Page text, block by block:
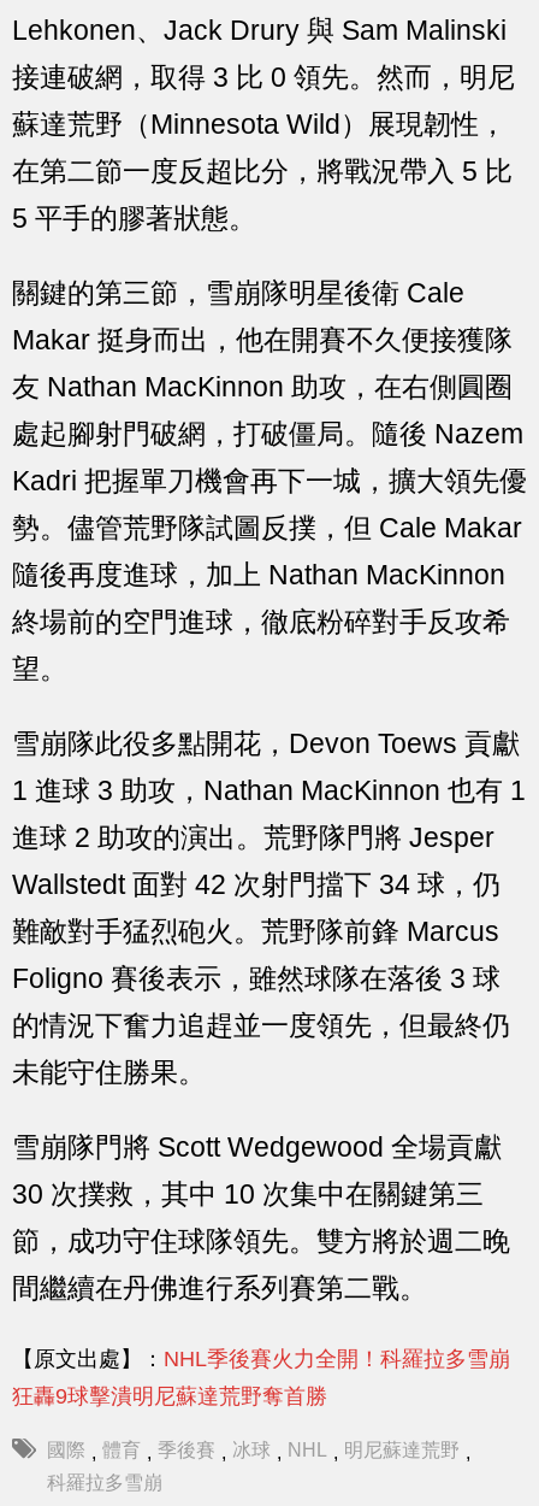
Lehkonen、Jack Drury 與 Sam Malinski
接連破網，取得 3 比 0 領先。然而，明尼
蘇達荒野（Minnesota Wild）展現韌性，
在第二節一度反超比分，將戰況帶入 5 比
5 平手的膠著狀態。
關鍵的第三節，雪崩隊明星後衛 Cale
Makar 挺身而出，他在開賽不久便接獲隊
友 Nathan MacKinnon 助攻，在右側圓圈
處起腳射門破網，打破僵局。隨後 Nazem
Kadri 把握單刀機會再下一城，擴大領先優
勢。儘管荒野隊試圖反撲，但 Cale Makar
隨後再度進球，加上 Nathan MacKinnon
終場前的空門進球，徹底粉碎對手反攻希
望。
雪崩隊此役多點開花，Devon Toews 貢獻
1 進球 3 助攻，Nathan MacKinnon 也有 1
進球 2 助攻的演出。荒野隊門將 Jesper
Wallstedt 面對 42 次射門擋下 34 球，仍
難敵對手猛烈砲火。荒野隊前鋒 Marcus
Foligno 賽後表示，雖然球隊在落後 3 球
的情況下奮力追趕並一度領先，但最終仍
未能守住勝果。
雪崩隊門將 Scott Wedgewood 全場貢獻
30 次撲救，其中 10 次集中在關鍵第三
節，成功守住球隊領先。雙方將於週二晚
間繼續在丹佛進行系列賽第二戰。
【原文出處】： NHL季後賽火力全開！科羅拉多雪崩
狂轟9球擊潰明尼蘇達荒野奪首勝
國際 , 體育 , 季後賽 , 冰球 , NHL , 明尼蘇達荒野 ,
科羅拉多雪崩